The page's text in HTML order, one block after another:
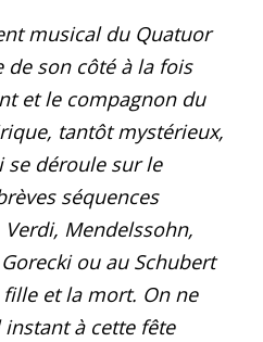
musical du Quatuor
de son côté à la fois
et le compagnon du
tantôt mystérieux,
déroule sur le
séquences
Mendelssohn,
ou au Schubert
fille et la mort. On ne
instant à cette fête